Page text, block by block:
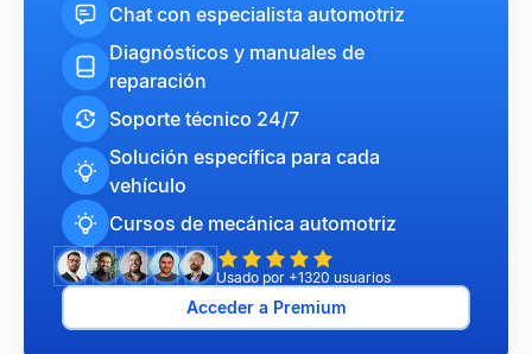
Chat con especialista automotriz
Diagnósticos y manuales de
reparación
Soporte técnico 24/7
Solución específica para cada
vehículo
Cursos de mecánica automotriz
Usado por +1320 usuarios
Acceder a Premium